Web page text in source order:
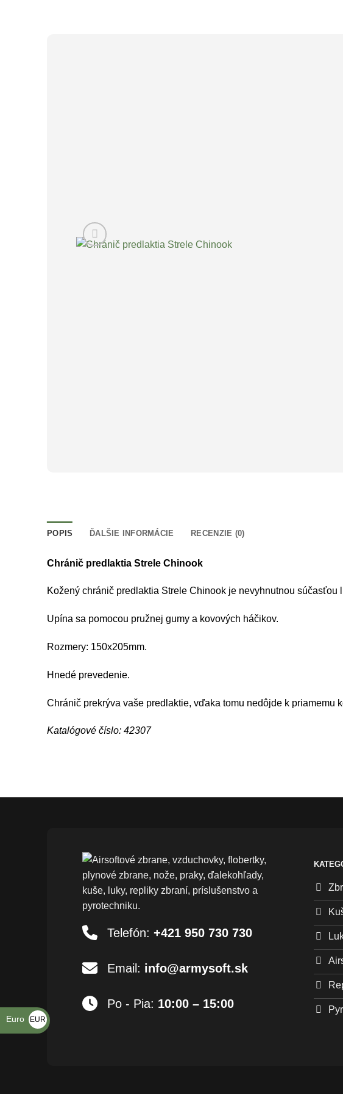
POPIS ĎALŠIE INFORMÁCIE RECENZIE (0)
Chránič predlaktia Strele Chinook
Kožený chránič predlaktia Strele Chinook je nevyhnutnou súčasťou
Upína sa pomocou pružnej gumy a kovových háčikov.
Rozmery: 150x205mm.
Hnedé prevedenie.
Chránič prekrýva vaše predlaktie, vďaka tomu nedôjde k priamemu
Katalógové číslo: 42307
Telefón: +421 950 730 730
Email: info@armysoft.sk
Po - Pia: 10:00 – 15:00
Euro
EUR
€